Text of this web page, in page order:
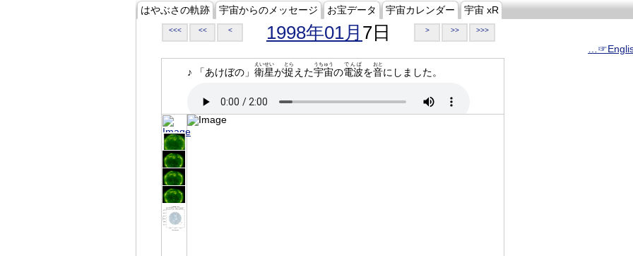
はやぶさの軌跡 宇宙からのメッセージ お宝データ 宇宙カレンダー 宇宙 xR
<<< << < 1998年01月 7日 > >> >>>
♪ 「あけぼの」 衛星
えいせい
が捉
とら
えた宇宙
うちゅう
の電波
でんぱ
を音
おと
にしました。